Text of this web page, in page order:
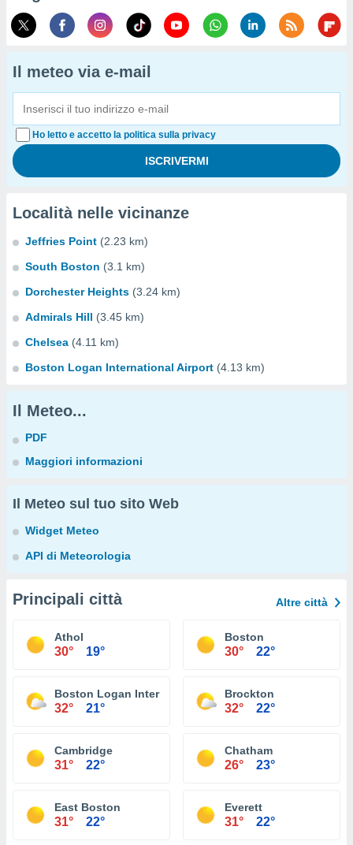
Il meteo via e-mail
Ho letto e accetto la politica sulla privacy
Località nelle vicinanze
Jeffries Point (2.23 km)
South Boston (3.1 km)
Dorchester Heights (3.24 km)
Admirals Hill (3.45 km)
Chelsea (4.11 km)
Boston Logan International Airport (4.13 km)
Il Meteo...
PDF
Maggiori informazioni
Il Meteo sul tuo sito Web
Widget Meteo
API di Meteorologia
Principali città Altre città
Athol
30° 19°
Boston
30° 22°
Boston Logan International Airport
32° 21°
Brockton
32° 22°
Cambridge
31° 22°
Chatham
26° 23°
East Boston
31° 22°
Everett
31° 22°